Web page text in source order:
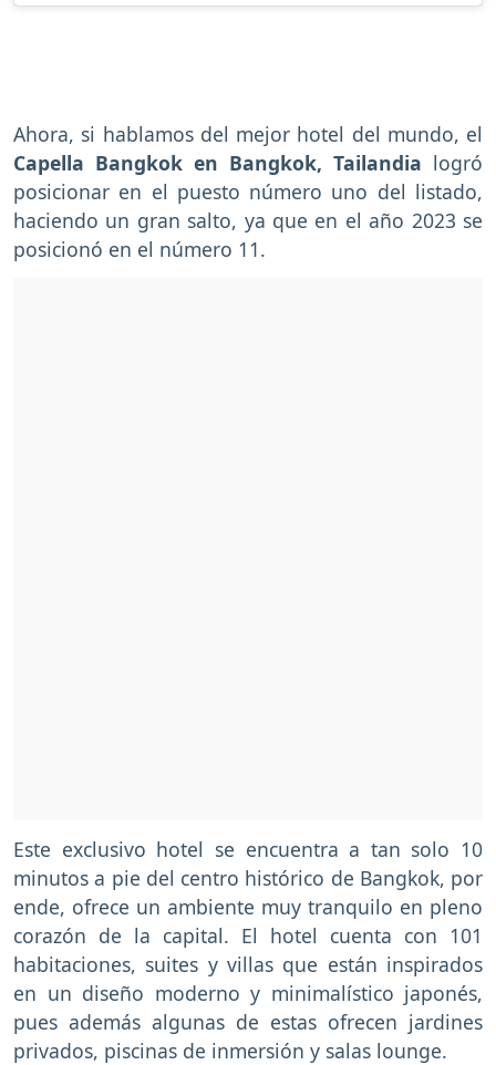
Ahora, si hablamos del mejor hotel del mundo, el
Capella Bangkok en Bangkok, Tailandia logró
posicionar en el puesto número uno del listado,
haciendo un gran salto, ya que en el año 2023 se
posicionó en el número 11.
Este exclusivo hotel se encuentra a tan solo 10
minutos a pie del centro histórico de Bangkok, por
ende, ofrece un ambiente muy tranquilo en pleno
corazón de la capital. El hotel cuenta con 101
habitaciones, suites y villas que están inspirados
en un diseño moderno y minimalístico japonés,
pues además algunas de estas ofrecen jardines
privados, piscinas de inmersión y salas lounge.